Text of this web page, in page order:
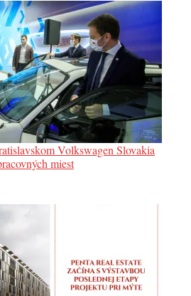
Volkswagen Slovakia
miest